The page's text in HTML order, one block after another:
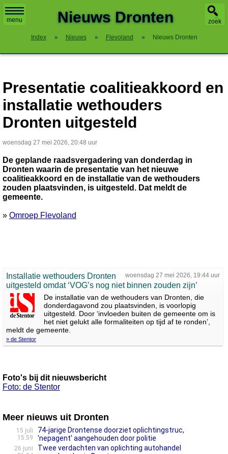
menu zoek
Nieuws Dronten
Index » Nieuws » Flevoland » Nieuws Dronten
Presentatie coalitieakkoord en
installatie wethouders
Dronten uitgesteld
woensdag 27 mei 2026, 20:48 uur
De geplande raadsvergadering van donderdag in
Dronten waarin de presentatie van het nieuwe
coalitieakkoord en de installatie van de wethouders
zouden plaatsvinden, is uitgesteld. Dat meldt de
gemeente.
» Omroep Flevoland
woensdag 27 mei 2026, 19:44 uur
Installatie wethouders Dronten
uitgesteld omdat ‘VOG’s nog niet binnen zouden zijn’
De installatie van de wethouders van Dronten, die
donderdagavond zou plaatsvinden, is voorlopig
uitgesteld. Door ‘invloeden buiten de gemeente om is
het niet gelukt alle formaliteiten op tijd af te ronden’,
meldt de gemeente.
» de Stentor
Foto's bij dit nieuwsbericht
Foto: de Stentor
Meer nieuws uit Dronten
15 juli
15:59
74-jarige Drontense doorziet oplichtingstruc,
'nepagent' aangehouden door politie
26 juni
Twee verdachten van oplichting autohandel